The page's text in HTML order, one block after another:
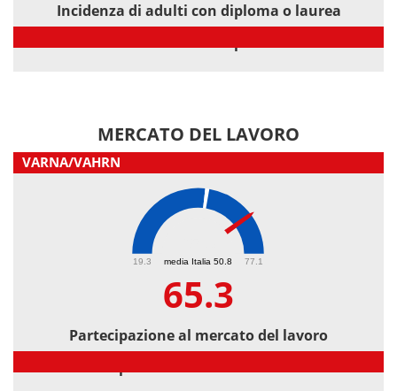
Incidenza di adulti con diploma o laurea
MERCATO DEL LAVORO
VARNA/VAHRN
media Italia 50.8
19.3 77.1
65.3
Partecipazione al mercato del lavoro